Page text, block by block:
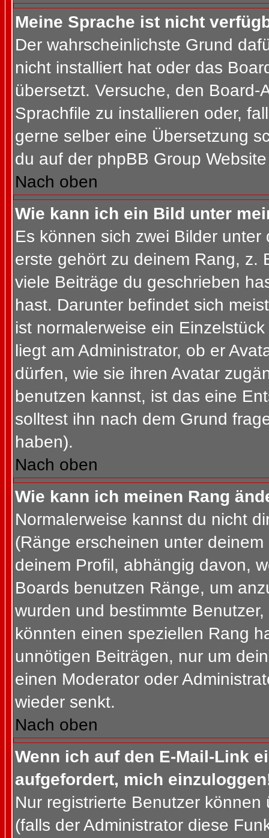
Meine Sprache ist nicht
Der wahrscheinlichste Grund
nicht installiert hat oder das
übersetzt. Versuche, den
Sprachfile zu installieren oder,
gerne selber eine Übersetzung
du auf der phpBB Group
Nach oben
Wie kann ich ein Bild unter
Es können sich zwei Bilder
erste gehört zu deinem Rang, z.
viele Beiträge du geschrieben
hast. Darunter befindet sich
ist normalerweise ein
liegt am Administrator, ob er
dürfen, wie sie ihren Avatar
benutzen kannst, ist das eine
solltest ihn nach dem Grund
haben).
Nach oben
Wie kann ich meinen Rang
Normalerweise kannst du nicht
(Ränge erscheinen unter
deinem Profil, abhängig davon,
Boards benutzen Ränge, um
wurden und bestimmte
könnten einen speziellen Rang
unnötigen Beiträgen, nur um
einen Moderator oder
wieder senkt.
Nach oben
Wenn ich auf den E-Mail-Link
aufgefordert, mich
Nur registrierte Benutzer
(falls der Administrator diese